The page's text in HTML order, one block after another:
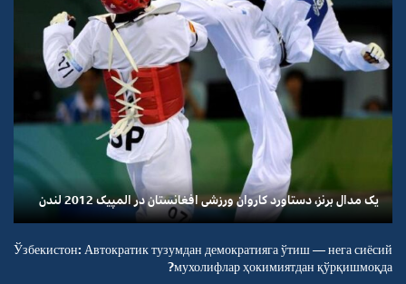
یک مدال برنز، دستاورد کاروان ورزشی افغانستان در المپیک 2012 لندن
Ўзбекистон: Автократик тузумдан демократияга ўтиш — нега сиёсий
мухолифлар ҳокимиятдан қўрқишмоқда?